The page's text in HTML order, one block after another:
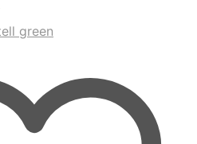
Die
auf
der
Produktseite